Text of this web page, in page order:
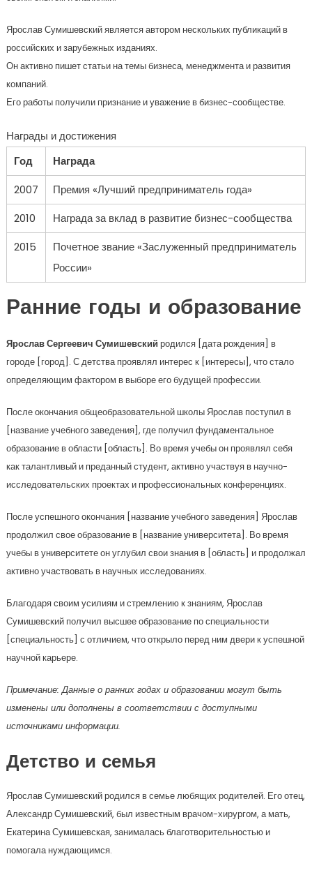
Ярослав Сумишевский является автором нескольких публикаций в
российских и зарубежных изданиях.
Он активно пишет статьи на темы бизнеса, менеджмента и развития
компаний.
Его работы получили признание и уважение в бизнес-сообществе.
Награды и достижения
Год
Награда
2007
Премия «Лучший предприниматель года»
2010
Награда за вклад в развитие бизнес-сообщества
2015
Почетное звание «Заслуженный предприниматель
России»
Ранние годы и образование
Ярослав Сергеевич Сумишевский родился [дата рождения] в
городе [город]. С детства проявлял интерес к [интересы], что стало
определяющим фактором в выборе его будущей профессии.
После окончания общеобразовательной школы Ярослав поступил в
[название учебного заведения], где получил фундаментальное
образование в области [область]. Во время учебы он проявлял себя
как талантливый и преданный студент, активно участвуя в научно-
исследовательских проектах и профессиональных конференциях.
После успешного окончания [название учебного заведения] Ярослав
продолжил свое образование в [название университета]. Во время
учебы в университете он углубил свои знания в [область] и продолжал
активно участвовать в научных исследованиях.
Благодаря своим усилиям и стремлению к знаниям, Ярослав
Сумишевский получил высшее образование по специальности
[специальность] с отличием, что открыло перед ним двери к успешной
научной карьере.
Примечание: Данные о ранних годах и образовании могут быть
изменены или дополнены в соответствии с доступными
источниками информации.
Детство и семья
Ярослав Сумишевский родился в семье любящих родителей. Его отец,
Александр Сумишевский, был известным врачом-хирургом, а мать,
Екатерина Сумишевская, занималась благотворительностью и
помогала нуждающимся.